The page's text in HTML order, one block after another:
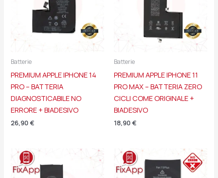
Batterie
PREMIUM APPLE IPHONE 14
PRO – BATTERIA
DIAGNOSTICABILE NO
ERRORE + BIADESIVO
26,90 €
Batterie
PREMIUM APPLE IPHONE 11
PRO MAX – BATTERIA ZERO
CICLI COME ORIGINALE +
BIADESIVO
18,90 €